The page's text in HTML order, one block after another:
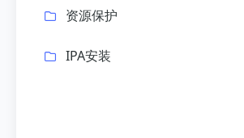
资源保护
IPA安装